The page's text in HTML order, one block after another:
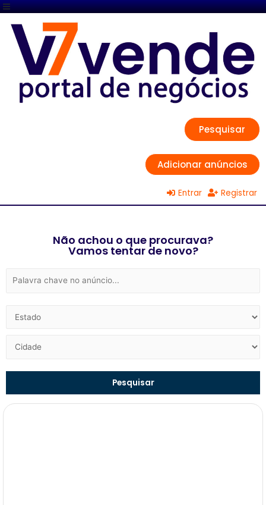
Pesquisar
Adicionar anúncios
Entrar Registrar
Não achou o que procurava?
Vamos tentar de novo?
Pesquisar